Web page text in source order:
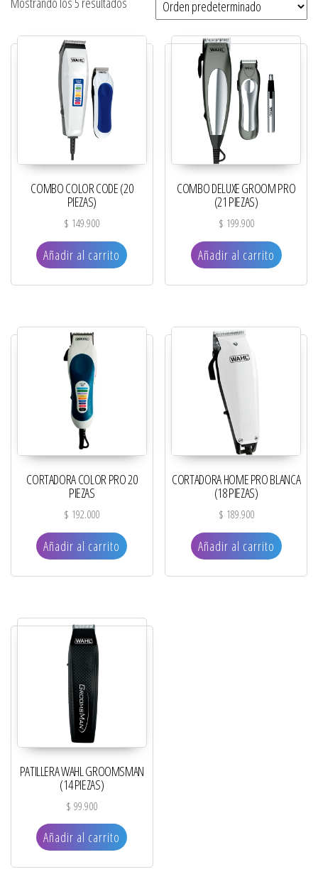
COMBO COLOR CODE (20
PIEZAS)
$ 149.900
Añadir al carrito
COMBO DELUXE GROOM PRO
(21 PIEZAS)
$ 199.900
Añadir al carrito
CORTADORA COLOR PRO 20
PIEZAS
$ 192.000
Añadir al carrito
CORTADORA HOME PRO BLANCA
(18 PIEZAS)
$ 189.900
Añadir al carrito
PATILLERA WAHL GROOMSMAN
(14 PIEZAS)
$ 99.900
Añadir al carrito